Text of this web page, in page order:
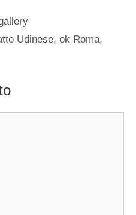
Udinese, ok Roma,